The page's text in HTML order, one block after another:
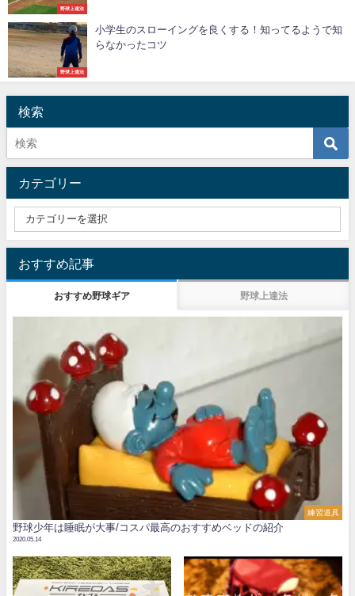
野球上達法
野球上達法
小学生のスローイングを良くする！知ってるようで知
らなかったコツ
検索
カテゴリー
おすすめ記事
おすすめ野球ギア 野球上達法
練習道具
野球少年は睡眠が大事/コスパ最高のおすすめベッドの紹介
2020.05.14